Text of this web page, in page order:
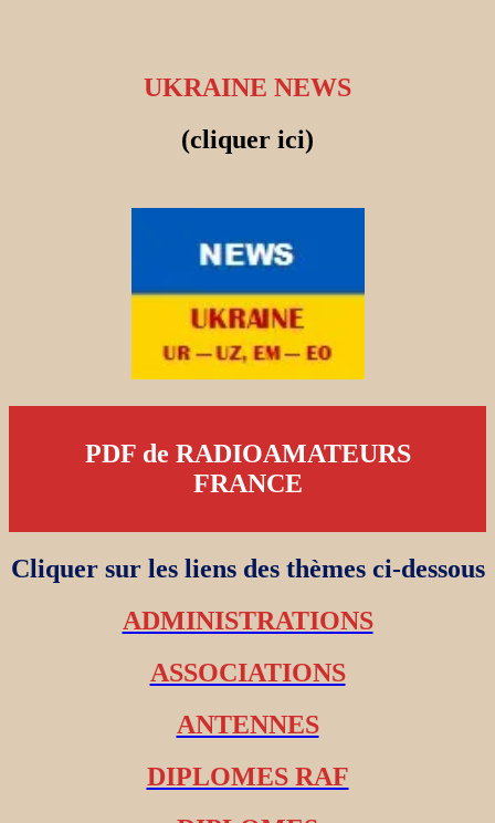
UKRAINE NEWS
(cliquer ici)
PDF de RADIOAMATEURS
FRANCE
Cliquer sur les liens des thèmes ci-dessous
ADMINISTRATIONS
ASSOCIATIONS
ANTENNES
DIPLOMES RAF